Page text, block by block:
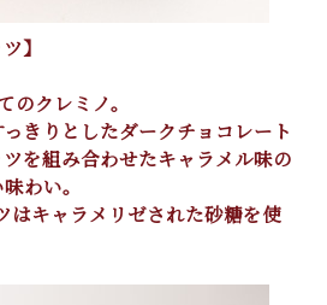
】
のクレミノ。
きりとしたダークチョコレート
を組み合わせたキャラメル味の
わい。
はキャラメリゼされた砂糖を使